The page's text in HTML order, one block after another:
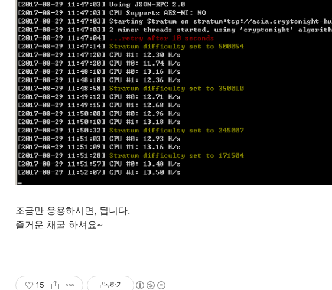
조금만 응용하시면, 됩니다.
즐거운 채굴 하셔요~
15 구독하기